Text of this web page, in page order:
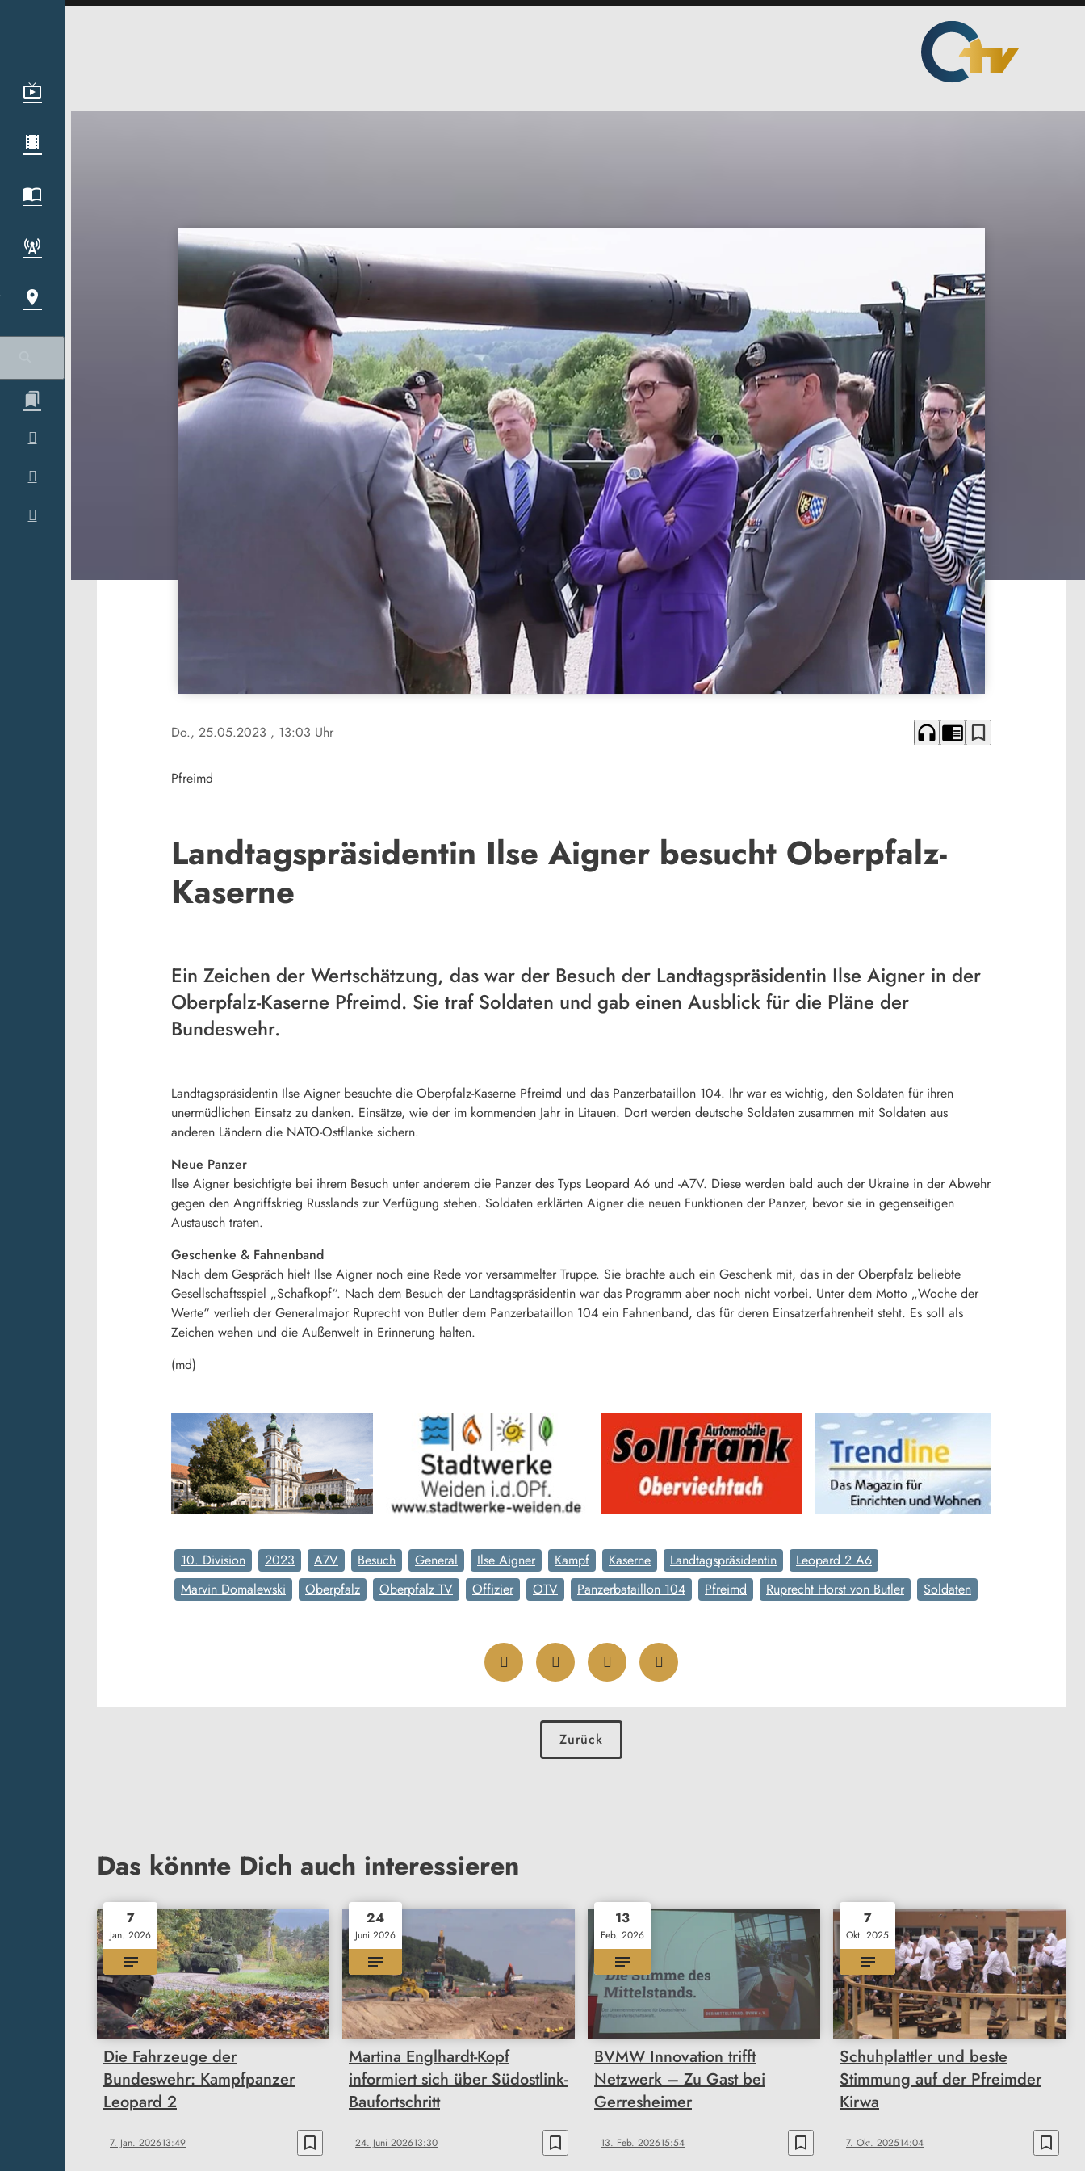
Do., 25.05.2023 , 13:03 Uhr headphones chrome_reader_mode bookmark_border
Pfreimd
Landtagspräsidentin Ilse Aigner besucht Oberpfalz-
Kaserne
Ein Zeichen der Wertschätzung, das war der Besuch der Landtagspräsidentin Ilse Aigner in der
Oberpfalz-Kaserne Pfreimd. Sie traf Soldaten und gab einen Ausblick für die Pläne der
Bundeswehr.
Landtagspräsidentin Ilse Aigner besuchte die Oberpfalz-Kaserne Pfreimd und das Panzerbataillon 104. Ihr war es wichtig, den Soldaten für ihren
unermüdlichen Einsatz zu danken. Einsätze, wie der im kommenden Jahr in Litauen. Dort werden deutsche Soldaten zusammen mit Soldaten aus
anderen Ländern die NATO-Ostflanke sichern.
Neue Panzer
Ilse Aigner besichtigte bei ihrem Besuch unter anderem die Panzer des Typs Leopard A6 und -A7V. Diese werden bald auch der Ukraine in der Abwehr
gegen den Angriffskrieg Russlands zur Verfügung stehen. Soldaten erklärten Aigner die neuen Funktionen der Panzer, bevor sie in gegenseitigen
Austausch traten.
Geschenke & Fahnenband
Nach dem Gespräch hielt Ilse Aigner noch eine Rede vor versammelter Truppe. Sie brachte auch ein Geschenk mit, das in der Oberpfalz beliebte
Gesellschaftsspiel „Schafkopf“. Nach dem Besuch der Landtagspräsidentin war das Programm aber noch nicht vorbei. Unter dem Motto „Woche der
Werte“ verlieh der Generalmajor Ruprecht von Butler dem Panzerbataillon 104 ein Fahnenband, das für deren Einsatzerfahrenheit steht. Es soll als
Zeichen wehen und die Außenwelt in Erinnerung halten.
(md)
10. Division 2023 A7V Besuch General Ilse Aigner Kampf Kaserne Landtagspräsidentin
Leopard 2 A6
Marvin Domalewski
Oberpfalz Oberpfalz TV Offizier OTV Panzerbataillon 104 Pfreimd Ruprecht Horst von Butler Soldaten
Zurück
Das könnte Dich auch interessieren
7
Jan. 2026
Die Fahrzeuge der
Bundeswehr: Kampfpanzer
Leopard 2
7. Jan. 202613:49 bookmark_border
24
Juni 2026
Martina Englhardt-Kopf
informiert sich über Südostlink-
Baufortschritt
24. Juni 202613:30 bookmark_border
13
Feb. 2026
BVMW Innovation trifft
Netzwerk – Zu Gast bei
Gerresheimer
13. Feb. 202615:54 bookmark_border
7
Okt. 2025
Schuhplattler und beste
Stimmung auf der Pfreimder
Kirwa
7. Okt. 202514:04 bookmark_border